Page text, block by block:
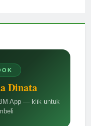
Dinata
App — klik untuk